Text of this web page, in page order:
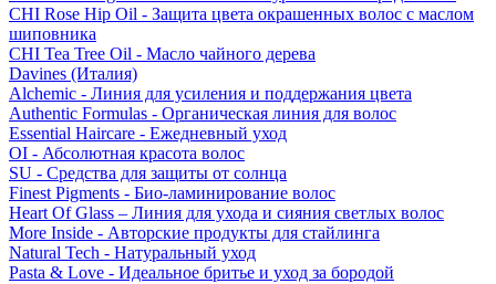
CHI Rose Hip Oil - Защита цвета окрашенных волос с маслом
шиповника
CHI Tea Tree Oil - Масло чайного дерева
Davines (Италия)
Alchemic - Линия для усиления и поддержания цвета
Authentic Formulas - Органическая линия для волос
Essential Haircare - Eжедневный уход
OI - Абсолютная красота волос
SU - Средства для защиты от солнца
Finest Pigments - Био-ламинирование волос
Heart Of Glass – Линия для ухода и сияния светлых волос
More Inside - Авторские продукты для стайлинга
Natural Tech - Натуральный уход
Pasta & Love - Идеальное бритье и уход за бородой